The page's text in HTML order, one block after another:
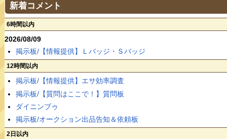
新着コメント
6時間以内
2026/08/09
掲示板/【情報提供】Ｌバッジ・Ｓバッジ
12時間以内
掲示板/【情報提供】エサ効率調査
掲示板/【質問はここで！】質問板
ダイニンブゥ
掲示板/オークション出品告知＆依頼板
2日以内